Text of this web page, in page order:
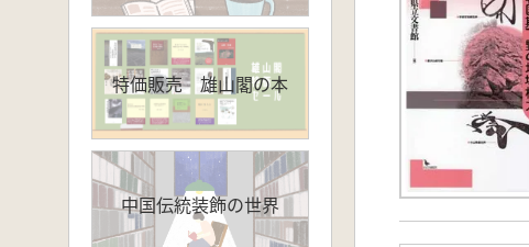
特価販売 雄山閣の本
中国伝統装飾の世界